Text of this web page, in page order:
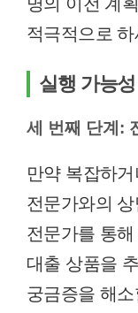
적극적으로 하
실행 가능
세 번째 단계:
만약 복잡하
전문가와의
전문가를 통
대출 상품을
궁금증을 해